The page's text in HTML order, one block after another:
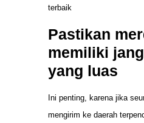
terbaik
Pastikan
memiliki
yang luas
Ini penting, karena jika
mengirim ke daerah